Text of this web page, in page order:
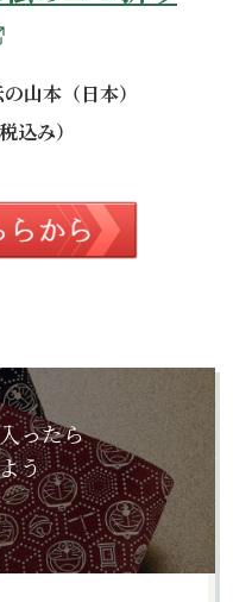
山本（日本）
込み）
ったら
う